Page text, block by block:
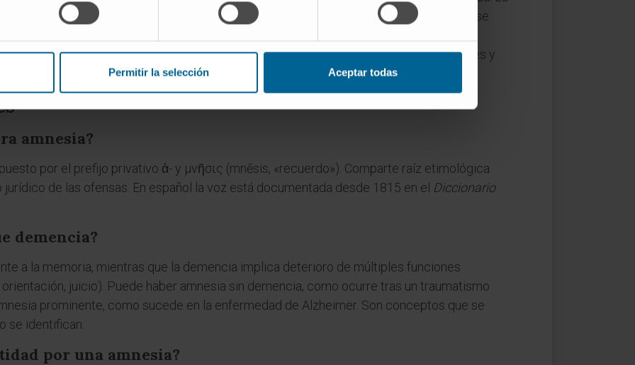
Permitir la selección Aceptar todas
mayoría de los traumatismos craneoencefálicos moderados y graves, y su duración se
recuperación funcional. Los estudios epidemiológicos sobre amnesia disociativa en
su prevalencia aumenta de forma notable en contextos de conflicto bélico, catástrofes y
amnesia?
por el prefijo privativo ἀ- y μνῆσις (mnēsis, «recuerdo»). Comparte raíz etimológica
jurídico de las ofensas. En español la voz está documentada desde 1815 en el Diccionario
demencia?
a la memoria, mientras que la demencia implica deterioro de múltiples funciones
juicio). Puede haber amnesia sin demencia, como ocurre tras un traumatismo
prominente, como sucede en la enfermedad de Alzheimer. Son conceptos que se
se identifican.
por una amnesia?